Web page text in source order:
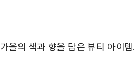
가을의 색과 향을 담은 뷰티 아이템.